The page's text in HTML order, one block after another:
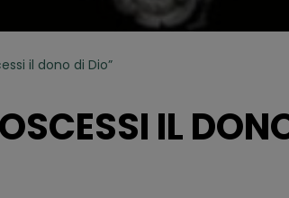
il dono di Dio”
IL